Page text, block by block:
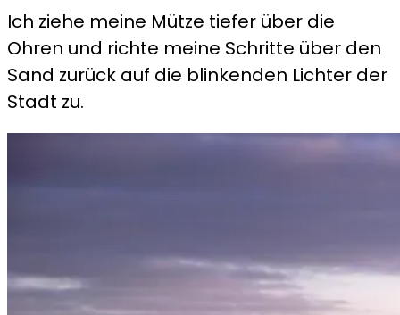
Ich ziehe meine Mütze tiefer über die
Ohren und richte meine Schritte über den
Sand zurück auf die blinkenden Lichter der
Stadt zu.